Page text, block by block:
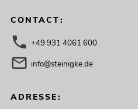
CONTACT:
+49 931 4061 600
info@steinigke.de
ADRESSE: